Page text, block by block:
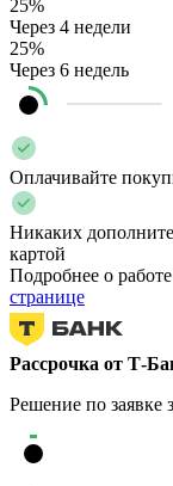
25%
Через 4 недели
25%
Через 6 недель
Оплачивайте
Никаких
картой
Подробнее о
странице
Рассрочка от Т-
Решение по заявке